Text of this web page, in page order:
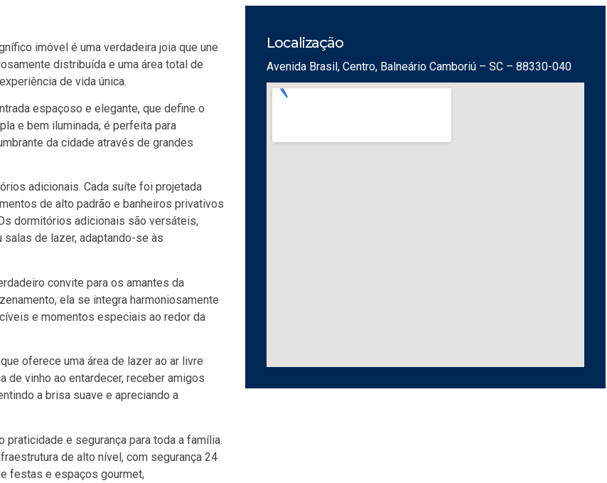
imóvel é uma verdadeira joia que une
distribuída e uma área total de
de vida única.
espaçoso e elegante, que define o
e bem iluminada, é perfeita para
da cidade através de grandes
adicionais. Cada suíte foi projetada
de alto padrão e banheiros privativos
dormitórios adicionais são versáteis,
de lazer, adaptando-se às
convite para os amantes da
ela se integra harmoniosamente
e momentos especiais ao redor da
oferece uma área de lazer ao ar livre
de vinho ao entardecer, receber amigos
a brisa suave e apreciando a
e segurança para toda a família.
de alto nível, com segurança 24
festas e espaços gourmet,
Localização
Avenida Brasil, Centro, Balneário Camboriú – SC – 88330-040